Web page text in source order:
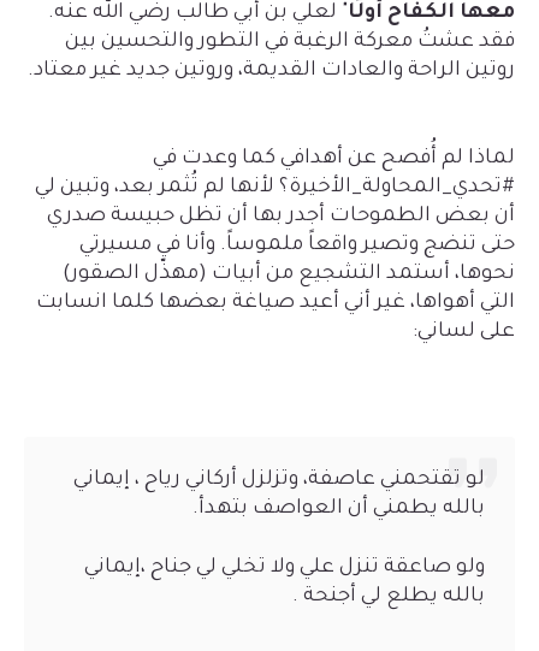
معها الكفاح أولًا" لعلي بن أبي طالب رضي الله عنه.
فقد عشتُ معركة الرغبة في التطور والتحسين بين
روتين الراحة والعادات القديمة، وروتين جديد غير معتاد.
لماذا لم أُفصح عن أهدافي كما وعدت في
#تحدي_المحاولة_الأخيرة؟ لأنها لم تُثمر بعد، وتبين لي
أن بعض الطموحات أجدر بها أن تظل حبيسة صدري
حتى تنضج وتصير واقعاً ملموساً. وأنا في مسيرتي
نحوها، أستمد التشجيع من أبيات (مهذّل الصقور)
التي أهواها، غير أني أعيد صياغة بعضها كلما انسابت
على لساني:
لو تقتحمني عاصفة، وتزلزل أركاني رياح ، إيماني
بالله يطمني أن العواصف بتهدأ.
ولو صاعقة تنزل علي ولا تخلي لي جناح ،إيماني
بالله يطلع لي أجنحة .